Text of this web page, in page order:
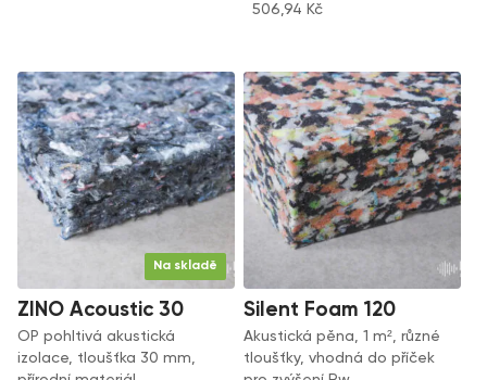
506,94 Kč
Na skladě
ZINO Acoustic 30
OP pohltivá akustická
izolace, tloušťka 30 mm,
Silent Foam 120
Akustická pěna, 1 m², různé
tloušťky, vhodná do příček